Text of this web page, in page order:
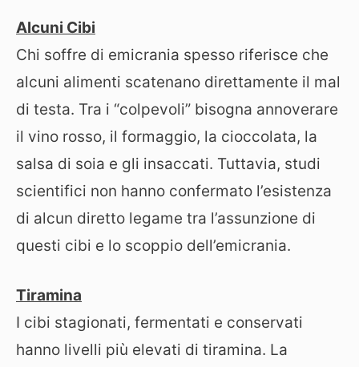
Alcuni Cibi
Chi soffre di emicrania spesso riferisce che
alcuni alimenti scatenano direttamente il mal
di testa. Tra i “colpevoli” bisogna annoverare
il vino rosso, il formaggio, la cioccolata, la
salsa di soia e gli insaccati. Tuttavia, studi
scientifici non hanno confermato l’esistenza
di alcun diretto legame tra l’assunzione di
questi cibi e lo scoppio dell’emicrania.
Tiramina
I cibi stagionati, fermentati e conservati
hanno livelli più elevati di tiramina. La